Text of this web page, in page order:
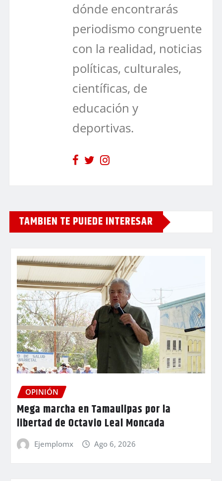
dónde encontrarás
periodismo congruente
con la realidad, noticias
políticas, culturales,
científicas, de
educación y
deportivas.
TAMBIEN TE PUIEDE INTERESAR
OPINIÓN
Mega marcha en Tamaulipas por la
libertad de Octavio Leal Moncada
Ejemplomx Ago 6, 2026